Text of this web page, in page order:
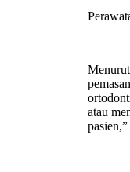
atau